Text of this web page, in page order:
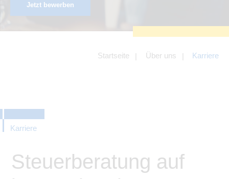
Jetzt bewerben
Startseite Über uns Karriere
Karriere
Steuerberatung auf
fortlaufende Verbesserung unseres
Angebotes einschließlich der
Angeboten von z.B. Facebook und